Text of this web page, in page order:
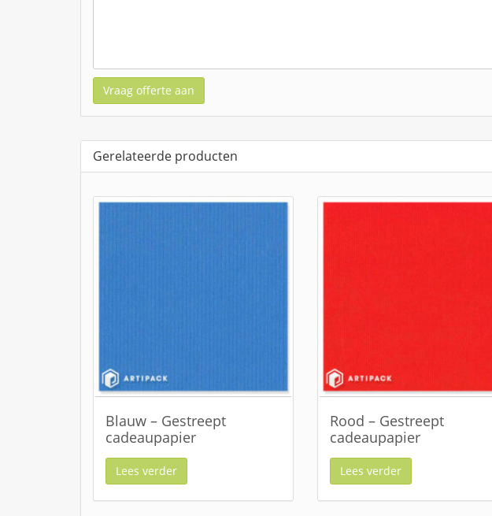
Vraag offerte aan
Gerelateerde producten
Blauw – Gestreept
cadeaupapier
Lees verder
Rood – Gestreept
cadeaupapier
Lees verder